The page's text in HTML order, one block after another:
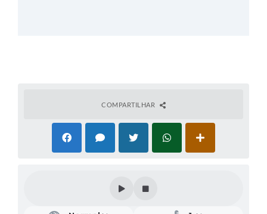
COMPARTILHAR